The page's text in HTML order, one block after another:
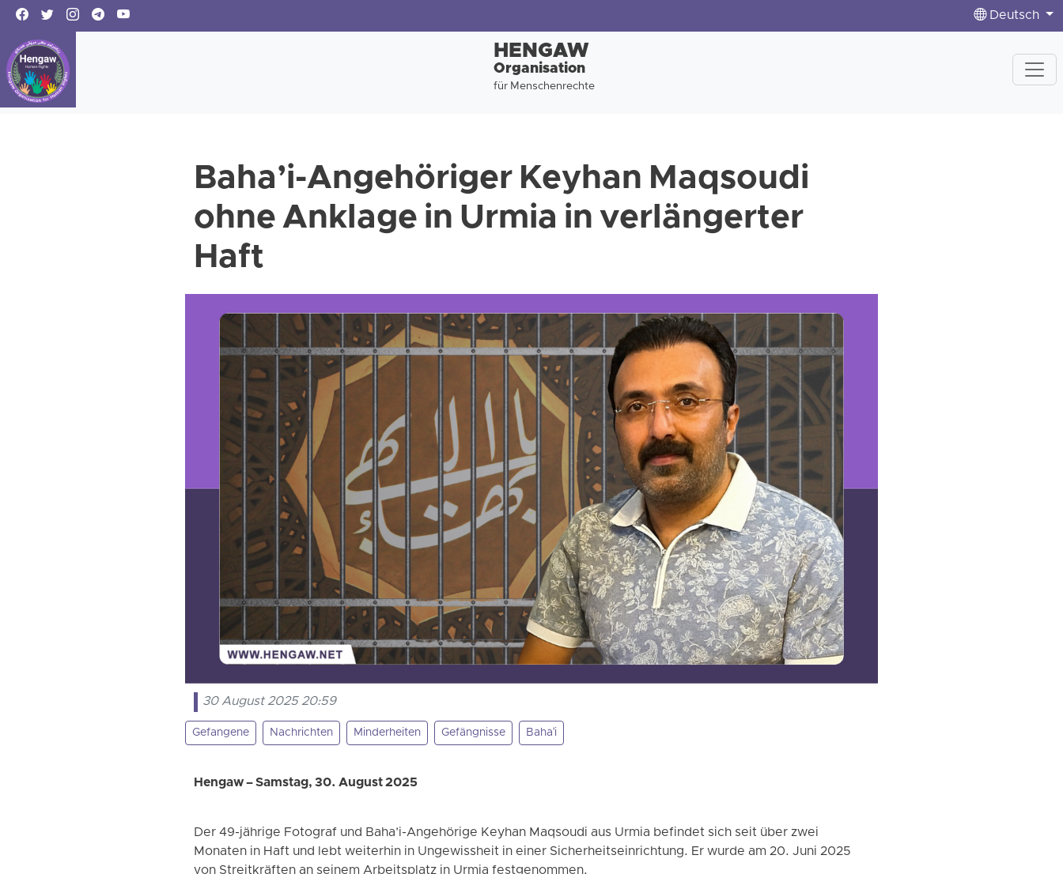
Deutsch
HENGAW
Organisation
für Menschenrechte
Baha’i-Angehöriger Keyhan Maqsoudi
ohne Anklage in Urmia in verlängerter
Haft
30 August 2025 20:59
Gefangene Nachrichten Minderheiten Gefängnisse Baha'i
Hengaw – Samstag, 30. August 2025
Der 49-jährige Fotograf und Baha’i-Angehörige Keyhan Maqsoudi aus Urmia befindet sich seit über zwei
Monaten in Haft und lebt weiterhin in Ungewissheit in einer Sicherheitseinrichtung. Er wurde am 20. Juni 2025
von Streitkräften an seinem Arbeitsplatz in Urmia festgenommen.